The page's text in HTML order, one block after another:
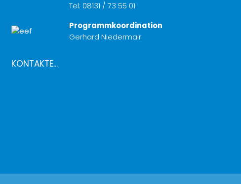
Tel: 08131 / 73 55 01
Programmkoordination
Gerhard Niedermair
KONTAKTE...